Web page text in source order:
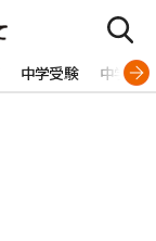
中学受験 中学生